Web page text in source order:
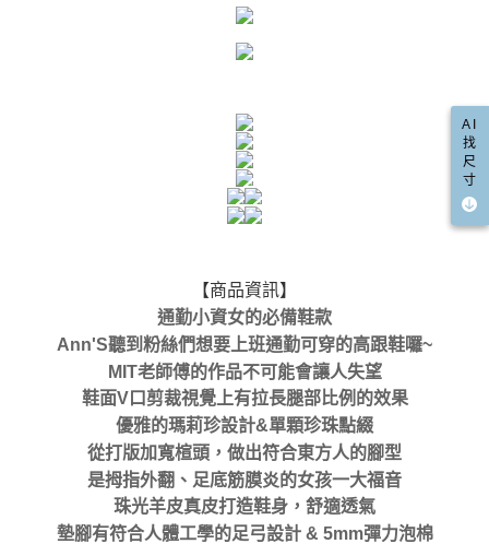
【商品資訊】
通勤小資女的必備鞋款
Ann'S聽到粉絲們想要上班通勤可穿的高跟鞋囉~
MIT老師傅的作品不可能會讓人失望
鞋面V口剪裁視覺上有拉長腿部比例的效果
優雅的瑪莉珍設計&單顆珍珠點綴
從打版加寬楦頭，做出符合東方人的腳型
是拇指外翻、足底筋膜炎的女孩一大福音
珠光羊皮真皮打造鞋身，舒適透氣
墊腳有符合人體工學的足弓設計 & 5mm彈力泡棉
AI
找
尺
寸